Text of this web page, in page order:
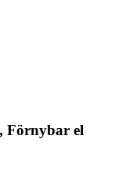
Förnybar el